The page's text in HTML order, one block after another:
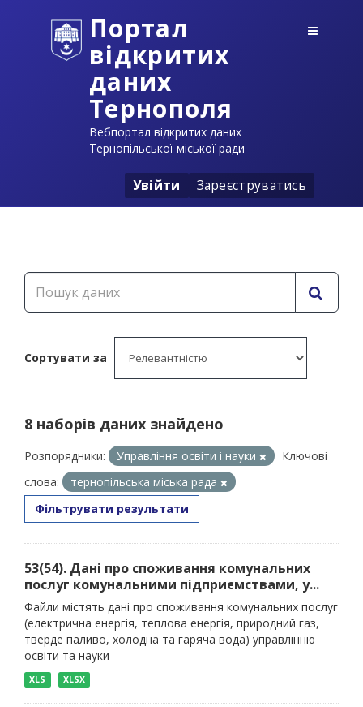
Портал
відкритих
даних
Тернополя
Вебпортал відкритих даних
Тернопільської міської ради
Увійти Зареєструватись
Сортувати за
8 наборів даних знайдено
Розпорядники: Управління освіти і науки
Ключові
слова:
тернопільська міська рада
Фільтрувати результати
53(54). Дані про споживання комунальних
послуг комунальними підприємствами, у...
Файли містять дані про споживання комунальних послуг
(електрична енергія, теплова енергія, природний газ,
тверде паливо, холодна та гаряча вода) управлінню
освіти та науки
XLS XLSX